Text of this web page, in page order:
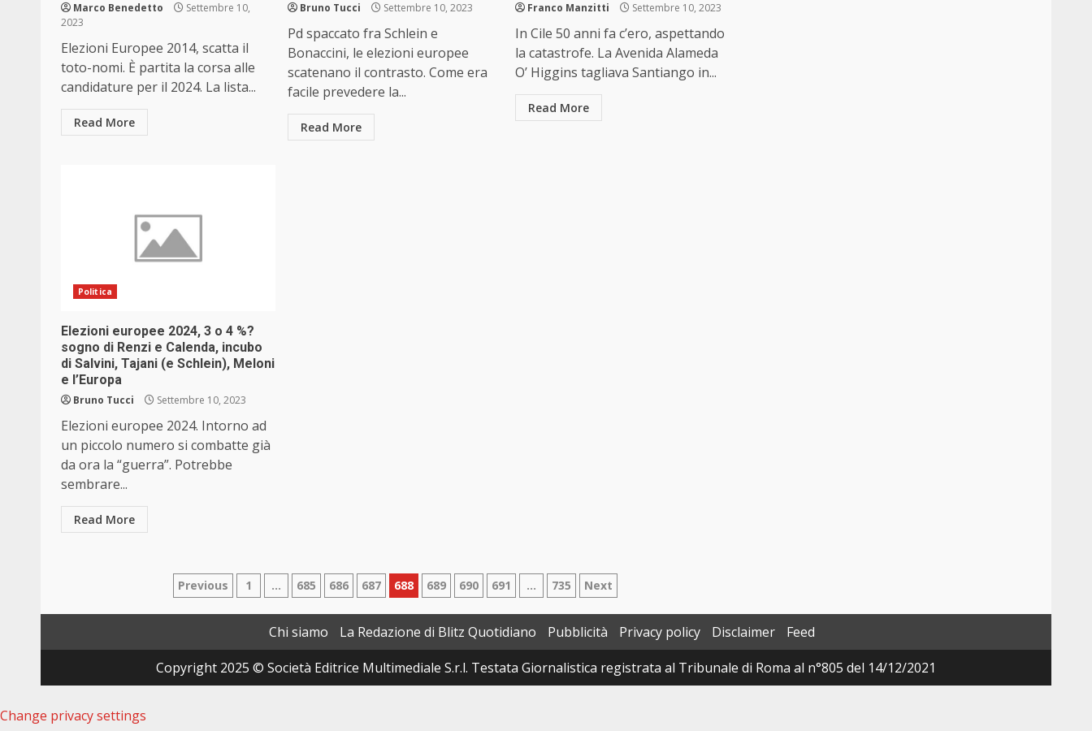
Marco Benedetto
Settembre 10,
2023
Elezioni Europee 2014, scatta il
toto-nomi. È partita la corsa alle
candidature per il 2024. La lista...
Read More
Bruno Tucci Settembre 10, 2023
Pd spaccato fra Schlein e
Bonaccini, le elezioni europee
scatenano il contrasto. Come era
facile prevedere la...
Read More
Franco Manzitti Settembre 10, 2023
In Cile 50 anni fa c’ero, aspettando
la catastrofe. La Avenida Alameda
O’ Higgins tagliava Santiango in...
Read More
Politica
Elezioni europee 2024, 3 o 4 %?
sogno di Renzi e Calenda, incubo
di Salvini, Tajani (e Schlein), Meloni
e l’Europa
Bruno Tucci Settembre 10, 2023
Elezioni europee 2024. Intorno ad
un piccolo numero si combatte già
da ora la “guerra”. Potrebbe
sembrare...
Read More
Paginazione
degli
articoli
Previous 1 … 685 686 687 688 689 690 691 … 735 Next
Chi siamo La Redazione di Blitz Quotidiano Pubblicità Privacy policy Disclaimer
Feed
Copyright 2025 © Società Editrice Multimediale S.r.l. Testata Giornalistica registrata al Tribunale di Roma al n°805 del 14/12/2021
Change privacy settings